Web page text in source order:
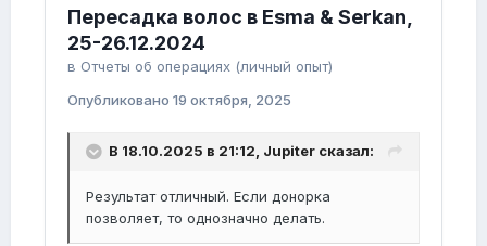
Пересадка волос в Esma & Serkan,
25-26.12.2024
в Отчеты об операциях (личный опыт)
Опубликовано 19 октября, 2025
В 18.10.2025 в 21:12, Jupiter сказал:
Результат отличный. Если донорка
позволяет, то однозначно делать.